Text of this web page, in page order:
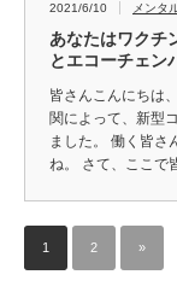
2021/6/10 メンタ
あなたはワクチ
とエコーチェン
皆さんこんにちは
関によって、新型
ました。 働く皆さ
ね。 さて、ここで
1 2 »